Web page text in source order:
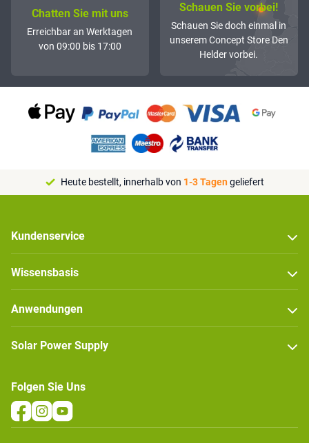
Chatten Sie mit uns
Erreichbar an Werktagen
von 09:00 bis 17:00
Schauen Sie vorbei!
Schauen Sie doch einmal in
unserem Concept Store Den
Helder vorbei.
Heute bestellt, innerhalb von 1-3 Tagengeliefert
Kundenservice
Wissensbasis
Anwendungen
Solar Power Supply
Folgen Sie Uns